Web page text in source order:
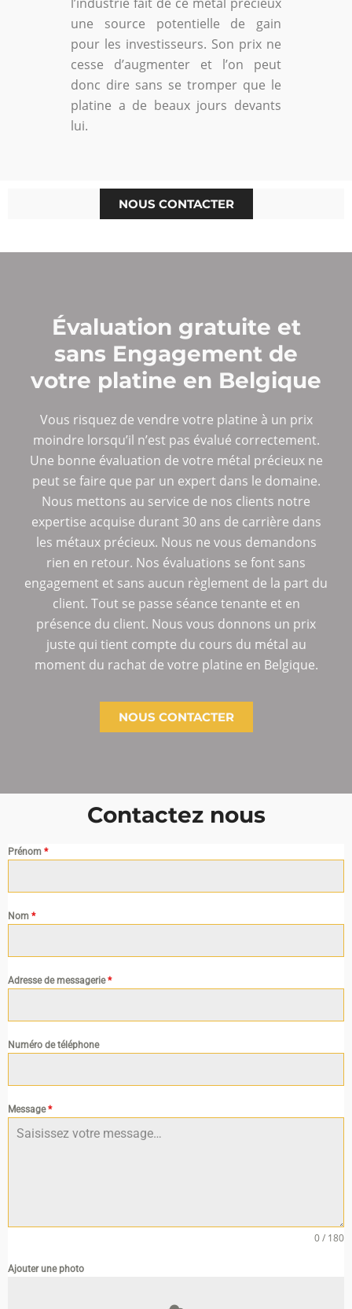
l’industrie fait de ce métal précieux
une source potentielle de gain
pour les investisseurs. Son prix ne
cesse d’augmenter et l’on peut
donc dire sans se tromper que le
platine a de beaux jours devants
lui.
NOUS CONTACTER
Évaluation gratuite et
sans Engagement de
votre platine en Belgique
Vous risquez de vendre votre platine à un prix
moindre lorsqu’il n’est pas évalué correctement.
Une bonne évaluation de votre métal précieux ne
peut se faire que par un expert dans le domaine.
Nous mettons au service de nos clients notre
expertise acquise durant 30 ans de carrière dans
les métaux précieux. Nous ne vous demandons
rien en retour. Nos évaluations se font sans
engagement et sans aucun règlement de la part du
client. Tout se passe séance tenante et en
présence du client. Nous vous donnons un prix
juste qui tient compte du cours du métal au
moment du rachat de votre platine en Belgique.
NOUS CONTACTER
Contactez nous
Prénom *
Nom *
Adresse de messagerie*
Numéro de téléphone
Message*
0 / 180
Ajouter une photo